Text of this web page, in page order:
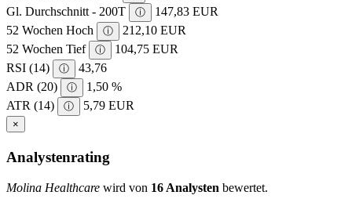
Gl. Durchschnitt - 200T
ⓘ
147,83 EUR
52 Wochen Hoch
ⓘ
212,10 EUR
52 Wochen Tief
ⓘ
104,75 EUR
RSI (14)
ⓘ
43,76
ADR (20)
ⓘ
1,50 %
ATR (14)
ⓘ 5,79 EUR
×
Analystenrating
Molina Healthcare wird von 16 Analysten bewertet.